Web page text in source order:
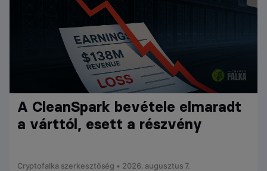
A CleanSpark bevétele elmaradt
a várttól, esett a részvény
Cryptofalka szerkesztőség • 2026. augusztus 7.